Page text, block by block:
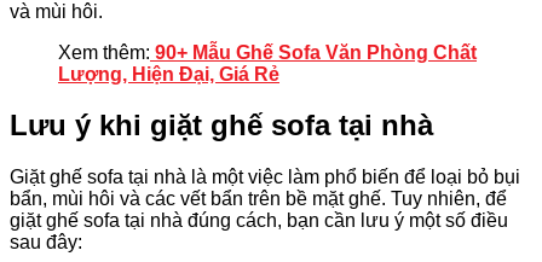
và mùi hôi.
Xem thêm: 90+ Mẫu Ghế Sofa Văn Phòng Chất
Lượng, Hiện Đại, Giá Rẻ
Lưu ý khi giặt ghế sofa tại nhà
Giặt ghế sofa tại nhà là một việc làm phổ biến để loại bỏ bụi
bẩn, mùi hôi và các vết bẩn trên bề mặt ghế. Tuy nhiên, để
giặt ghế sofa tại nhà đúng cách, bạn cần lưu ý một số điều
sau đây: